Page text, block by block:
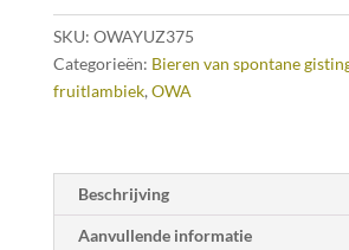
SKU: OWAYUZ375
Categorieën: Bieren van spontane
fruitlambiek, OWA
Beschrijving
Aanvullende informatie